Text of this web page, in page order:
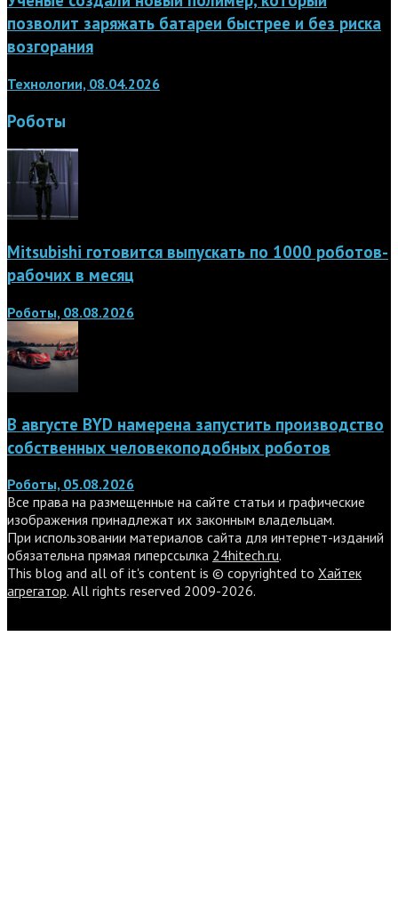
позволит заряжать батареи быстрее и без риска
возгорания
Технологии, 08.04.2026
Роботы
Mitsubishi готовится выпускать по 1000 роботов-
рабочих в месяц
Роботы, 08.08.2026
В августе BYD намерена запустить производство
собственных человекоподобных роботов
Роботы, 05.08.2026
Все права на размещенные на сайте статьи и графические
изображения принадлежат их законным владельцам.
При использовании материалов сайта для интернет-изданий
обязательна прямая гиперссылка 24hitech.ru.
This blog and all of it's content is © copyrighted to Хайтек
агрегатор. All rights reserved 2009-2026.